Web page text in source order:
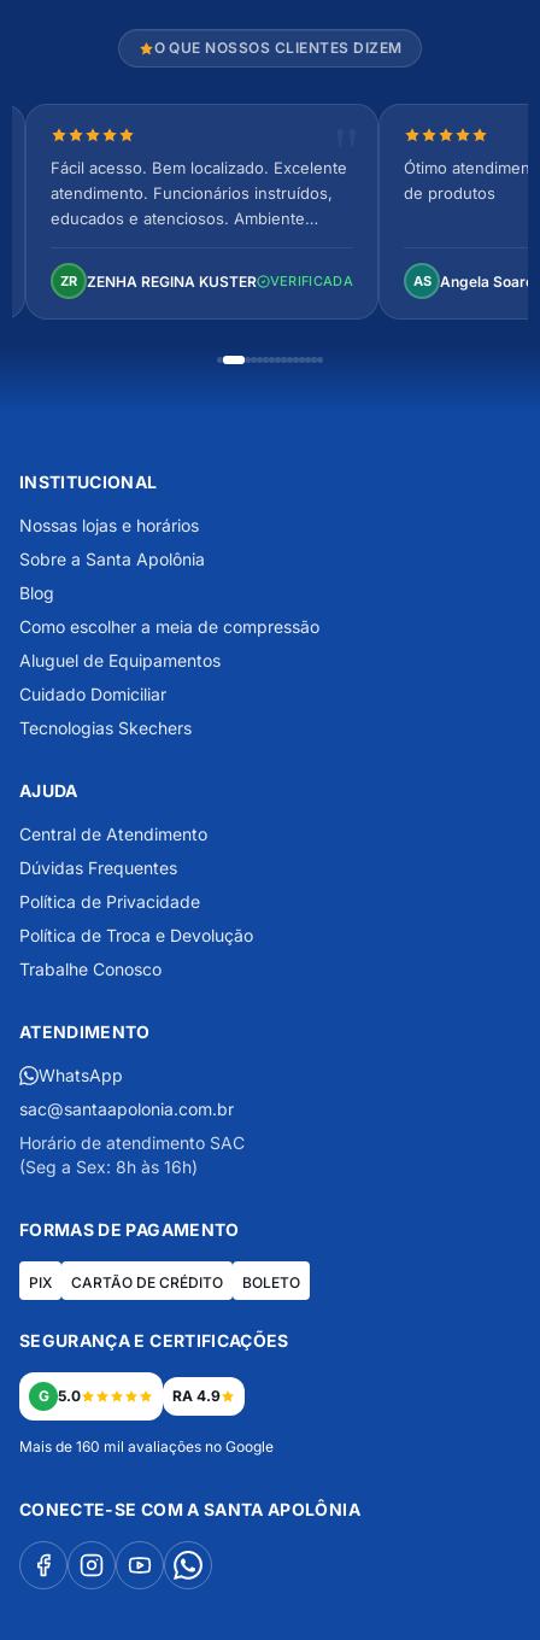
O QUE NOSSOS CLIENTES DIZEM
Nota 5 de 5 estrelas
Fácil acesso. Bem localizado. Excelente
atendimento. Funcionários instruídos,
educados e atenciosos. Ambiente
Perfeito!
ZR ZENHA REGINA KUSTER VERIFICADA
Nota 5 de 5
Ótimo
de produtos
AS Angela
INSTITUCIONAL
Nossas lojas e horários
Sobre a Santa Apolônia
Blog
Como escolher a meia de compressão
Aluguel de Equipamentos
Cuidado Domiciliar
Tecnologias Skechers
AJUDA
Central de Atendimento
Dúvidas Frequentes
Política de Privacidade
Política de Troca e Devolução
Trabalhe Conosco
ATENDIMENTO
WhatsApp
sac@santaapolonia.com.br
Horário de atendimento SAC
(Seg a Sex: 8h às 16h)
FORMAS DE PAGAMENTO
PIX CARTÃO DE CRÉDITO BOLETO
SEGURANÇA E CERTIFICAÇÕES
G 5.0 RA 4.9
Mais de 160 mil avaliações no Google
CONECTE-SE COM A SANTA APOLÔNIA